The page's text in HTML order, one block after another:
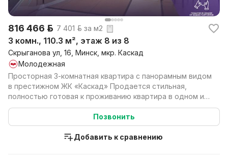
816 466 р. 7 401 р. за м2
3 комн., 110.3 м², этаж 8 из 8
Скрыганова ул, 16, Минск, мкр. Каскад
Молодежная
Просторная 3-комнатная квартира с панорамным видом
в престижном ЖК «Каскад» Продается стильная,
полностью готовая к проживанию квартира в одном из
сам...
Позвонить
Добавить к сравнению